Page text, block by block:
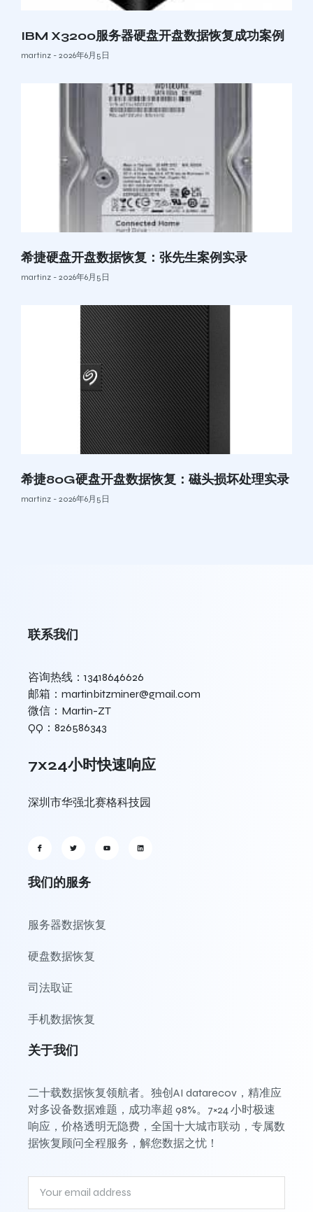
IBM X3200服务器硬盘开盘数据恢复成功案例
martinz 2026年6月5日
希捷硬盘开盘数据恢复：张先生案例实录
martinz 2026年6月5日
希捷80G硬盘开盘数据恢复：磁头损坏处理实录
martinz 2026年6月5日
联系我们
咨询热线：13418646626
邮箱：martinbitzminer@gmail.com
微信：Martin-ZT
QQ：826586343
7x24小时快速响应
深圳市华强北赛格科技园
我们的服务
服务器数据恢复
硬盘数据恢复
司法取证
手机数据恢复
关于我们
二十载数据恢复领航者。独创AI datarecov，精准应
对多设备数据难题，成功率超 98%。7×24 小时极速
响应，价格透明无隐费，全国十大城市联动，专属数
据恢复顾问全程服务，解您数据之忧！